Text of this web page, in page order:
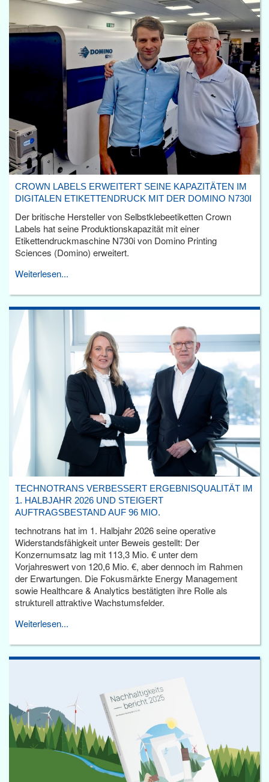
CROWN LABELS ERWEITERT SEINE KAPAZITÄTEN IM
DIGITALEN ETIKETTENDRUCK MIT DER DOMINO N730I
Der britische Hersteller von Selbstklebeetiketten Crown
Labels hat seine Produktionskapazität mit einer
Etikettendruckmaschine N730i von Domino Printing
Sciences (Domino) erweitert.
Weiterlesen...
TECHNOTRANS VERBESSERT ERGEBNISQUALITÄT IM
1. HALBJAHR 2026 UND STEIGERT
AUFTRAGSBESTAND AUF 96 MIO.
technotrans hat im 1. Halbjahr 2026 seine operative
Widerstandsfähigkeit unter Beweis gestellt: Der
Konzernumsatz lag mit 113,3 Mio. € unter dem
Vorjahreswert von 120,6 Mio. €, aber dennoch im Rahmen
der Erwartungen. Die Fokusmärkte Energy Management
sowie Healthcare & Analytics bestätigten ihre Rolle als
strukturell attraktive Wachstumsfelder.
Weiterlesen...